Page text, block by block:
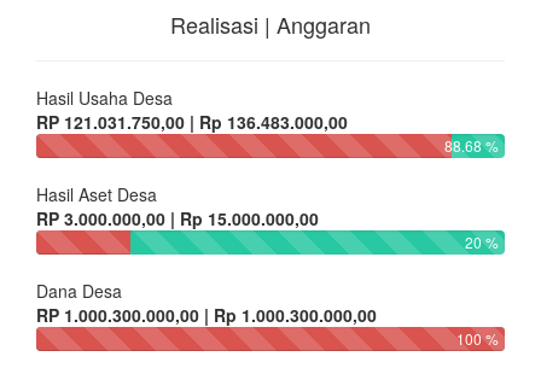
Realisasi | Anggaran
Hasil Usaha Desa
RP 121.031.750,00 | Rp 136.483.000,00
88.68 %
Hasil Aset Desa
RP 3.000.000,00 | Rp 15.000.000,00
20 %
Dana Desa
RP 1.000.300.000,00 | Rp 1.000.300.000,00
100 %